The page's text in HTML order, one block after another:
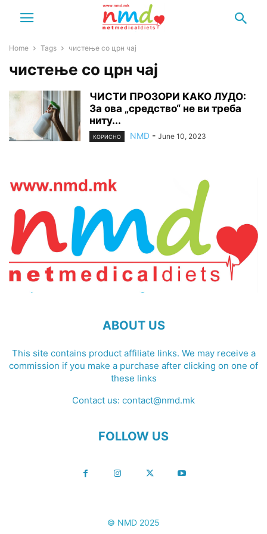
Home Tags чистење со црн чај
чистење со црн чај
ЧИСТИ ПРОЗОРИ КАКО ЛУДО:
За ова „средство“ не ви треба
ниту...
КОРИСНО NMD - June 10, 2023
ABOUT US
This site contains product affiliate links. We may receive a
commission if you make a purchase after clicking on one of
these links
Contact us: contact@nmd.mk
FOLLOW US
© NMD 2025